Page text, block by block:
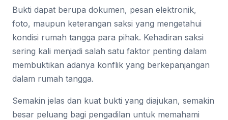
Bukti dapat berupa dokumen, pesan elektronik,
foto, maupun keterangan saksi yang mengetahui
kondisi rumah tangga para pihak. Kehadiran saksi
sering kali menjadi salah satu faktor penting dalam
membuktikan adanya konflik yang berkepanjangan
dalam rumah tangga.
Semakin jelas dan kuat bukti yang diajukan, semakin
besar peluang bagi pengadilan untuk memahami